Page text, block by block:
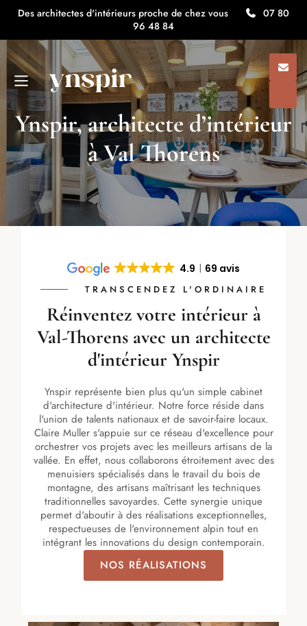
Des architectes d'intérieurs proche de chez vous
07 80
96 48 84
Ynspir, architecte d’intérieur
à Val Thorens
4.9 69 avis
TRANSCENDEZ L'ORDINAIRE
Réinventez votre intérieur à
Val-Thorens avec un architecte
d'intérieur Ynspir
Ynspir représente bien plus qu'un simple cabinet
d'architecture d'intérieur. Notre force réside dans
l'union de talents nationaux et de savoir-faire locaux.
Claire Muller s'appuie sur ce réseau d'excellence pour
orchestrer vos projets avec les meilleurs artisans de la
vallée. En effet, nous collaborons étroitement avec des
menuisiers spécialisés dans le travail du bois de
montagne, des artisans maîtrisant les techniques
traditionnelles savoyardes. Cette synergie unique
permet d'aboutir à des réalisations exceptionnelles,
respectueuses de l'environnement alpin tout en
intégrant les innovations du design contemporain.
NOS RÉALISATIONS